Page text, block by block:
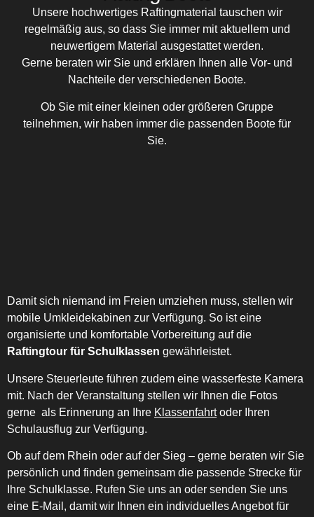
Unsere hochwertiges Raftingmaterial tauschen wir
regelmäßig aus, so dass Sie immer mit aktuellem und
neuwertigem Material ausgestattet werden.
Gerne beraten wir Sie und erklären Ihnen alle Vor- und
Nachteile der verschiedenen Boote.
Ob Sie mit einer kleinen oder größeren Gruppe
teilnehmen, wir haben immer die passenden Boote für
Sie.
Damit sich niemand im Freien umziehen muss, stellen wir
mobile Umkleidekabinen zur Verfügung. So ist eine
organisierte und komfortable Vorbereitung auf die
Raftingtour für Schulklassen gewährleistet.
Unsere Steuerleute führen zudem eine wasserfeste Kamera
mit. Nach der Veranstaltung stellen wir Ihnen die Fotos
gerne als Erinnerung an Ihre Klassenfahrtoder Ihren
Schulausflug zur Verfügung.
Ob auf dem Rhein oder auf der Sieg – gerne beraten wir Sie
persönlich und finden gemeinsam die passende Strecke für
Ihre Schulklasse. Rufen Sie uns an oder senden Sie uns
eine E-Mail, damit wir Ihnen ein individuelles Angebot für